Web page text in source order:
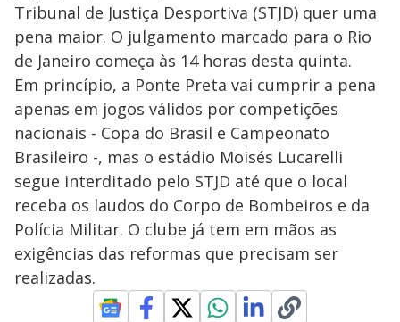
Tribunal de Justiça Desportiva (STJD) quer uma
pena maior. O julgamento marcado para o Rio
de Janeiro começa às 14 horas desta quinta.
Em princípio, a Ponte Preta vai cumprir a pena
apenas em jogos válidos por competições
nacionais - Copa do Brasil e Campeonato
Brasileiro -, mas o estádio Moisés Lucarelli
segue interditado pelo STJD até que o local
receba os laudos do Corpo de Bombeiros e da
Polícia Militar. O clube já tem em mãos as
exigências das reformas que precisam ser
realizadas.